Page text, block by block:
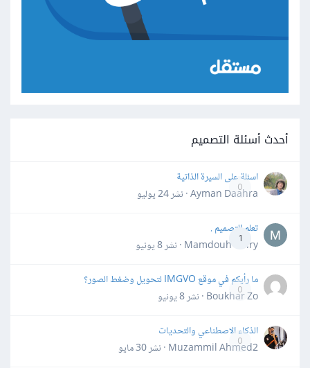
أحدث أسئلة التصميم
0
اسئلة على السيرة الذاتية
Ayman Daahra · نشر
24 يوليو
1
تعلم التصميم .
Mamdouh Khiry · نشر
8 يونيو
0
ما رأيكم في موقع IMGVO لتحويل وضغط الصور؟
Boukhar Zo · نشر
8 يونيو
0
الذكاء الاصطناعي والتحديات
Muzammil Ahmed2 · نشر
30 مايو